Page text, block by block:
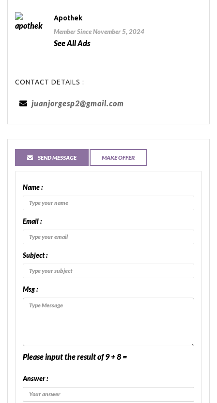
Apothek
Member Since November 5, 2024
See All Ads
CONTACT DETAILS :
juanjorgesp2@gmail.com
SEND MESSAGE MAKE OFFER
Name :
Email :
Subject :
Msg :
Please input the result of 9 + 8 =
Answer :